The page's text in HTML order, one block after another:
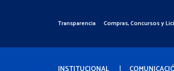
Menú
Transparencia Compras, Concursos y
Menú